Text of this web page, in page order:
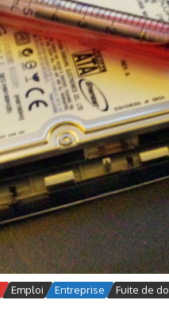
Emploi Entreprise Fuite de